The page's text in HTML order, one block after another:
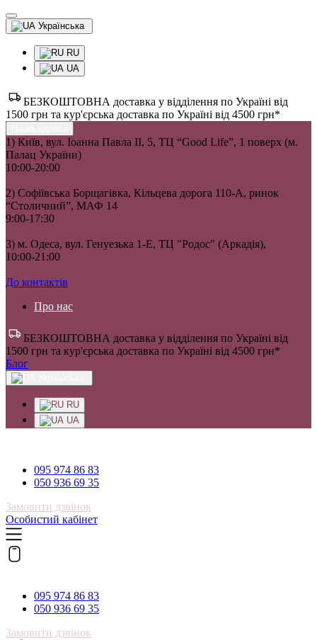
Українська
RU
UA
БЕЗКОШТОВНА доставка у відділення по Україні від
1500 грн та кур'єрська доставка по Україні від 4500 грн*
1) Київ, вул. Іоанна Павла II, 5, ТЦ “Good Life”, 1 поверх (м.
Палац України)
10:00-20:00
2) Софіївська Борщагівка, Кільцева дорога 110-А, ринок
“Столичний”, МАФ 14
9:00-17:30
3) м. Одеса, вул. Генуезька 1-Е, ТЦ "Родос" (Аркадія),
10:00-21:00
До контактів
Про нас
БЕЗКОШТОВНА доставка у відділення по Україні від
1500 грн та кур'єрська доставка по Україні від 4500 грн*
Блог
RU
UA
095 974 86 83
050 936 69 35
Замовити дзвінок
Особистий кабінет
095 974 86 83
050 936 69 35
Замовити дзвінок